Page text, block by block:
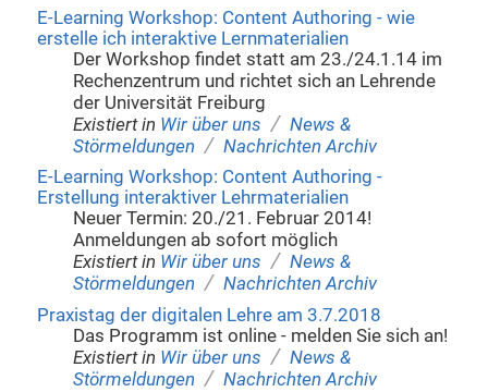
E-Learning Workshop: Content Authoring - wie
erstelle ich interaktive Lernmaterialien
Der Workshop findet statt am 23./24.1.14 im
Rechenzentrum und richtet sich an Lehrende
der Universität Freiburg
Existiert in Wir über uns / News &
Störmeldungen / Nachrichten Archiv
E-Learning Workshop: Content Authoring -
Erstellung interaktiver Lehrmaterialien
Neuer Termin: 20./21. Februar 2014!
Anmeldungen ab sofort möglich
Existiert in Wir über uns / News &
Störmeldungen / Nachrichten Archiv
Praxistag der digitalen Lehre am 3.7.2018
Das Programm ist online - melden Sie sich an!
Existiert in Wir über uns / News &
Störmeldungen / Nachrichten Archiv